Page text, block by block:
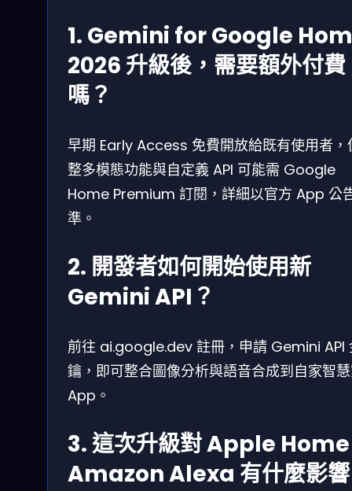
1. Gemini for Google
2026 升級後，需要額外付費
嗎？
早期 Early Access 免費開放給既有使用者，
整多模態功能與自定義 API 可能需 Google
Home Premium 訂閱，詳細以官方 App 公
準。
2. 開發者如何開始使用新
Gemini API？
前往 ai.google.dev 註冊，申請 Gemini API
鑰，即可整合圖像分析與語音合成到自家智
App。
3. 這次升級對 Apple
Amazon Alexa 有什麼影